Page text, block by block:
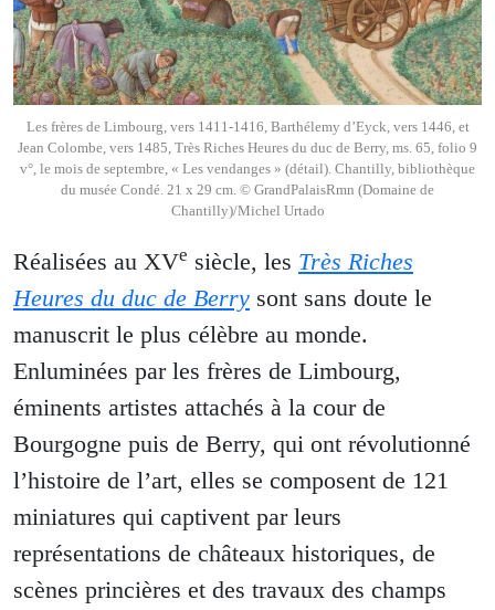
Les frères de Limbourg, vers 1411-1416, Barthélemy d’Eyck, vers 1446, et
Jean Colombe, vers 1485, Très Riches Heures du duc de Berry, ms. 65, folio 9
v°, le mois de septembre, « Les vendanges » (détail). Chantilly, bibliothèque
du musée Condé. 21 x 29 cm. © GrandPalaisRmn (Domaine de
Chantilly)/Michel Urtado
Réalisées au XVe siècle, les Très Riches
Heures du duc de Berry sont sans doute le
manuscrit le plus célèbre au monde.
Enluminées par les frères de Limbourg,
éminents artistes attachés à la cour de
Bourgogne puis de Berry, qui ont révolutionné
l’histoire de l’art, elles se composent de 121
miniatures qui captivent par leurs
représentations de châteaux historiques, de
scènes princières et des travaux des champs